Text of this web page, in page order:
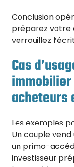
Conclusion
préparez votre
verrouillez
Cas
acheteurs
Les exemples
Un couple
un primo-
investisseur